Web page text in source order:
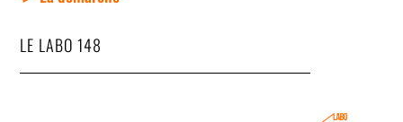
LE LABO 148